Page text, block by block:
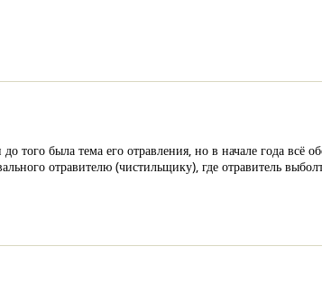
того была тема его отравления, но в начале года всё
отравителю (чистильщику), где отравитель